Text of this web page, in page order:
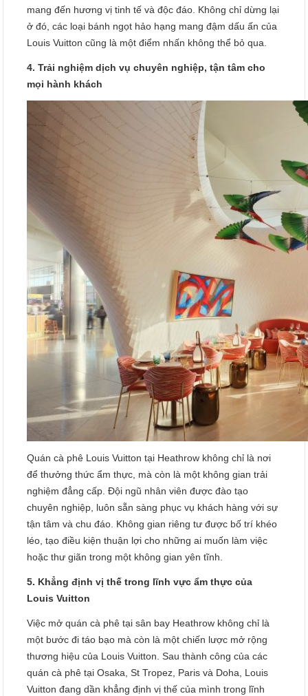
mang đến hương vị tinh tế và độc đáo. Không chỉ dừng lại
ở đó, các loại bánh ngọt hảo hạng mang đậm dấu ấn của
Louis Vuitton cũng là một điểm nhấn không thể bỏ qua.
4. Trải nghiệm dịch vụ chuyên nghiệp, tận tâm cho
mọi hành khách
Quán cà phê Louis Vuitton tại Heathrow không chỉ là nơi
để thưởng thức ẩm thực, mà còn là một không gian trải
nghiệm đẳng cấp. Đội ngũ nhân viên được đào tạo
chuyên nghiệp, luôn sẵn sàng phục vụ khách hàng với sự
tận tâm và chu đáo. Không gian riêng tư được bố trí khéo
léo, tạo điều kiện thuận lợi cho những ai muốn làm việc
hoặc thư giãn trong một không gian yên tĩnh.
5. Khẳng định vị thế trong lĩnh vực ẩm thực của
Louis Vuitton
Việc mở quán cà phê tại sân bay Heathrow không chỉ là
một bước đi táo bạo mà còn là một chiến lược mở rộng
thương hiệu của Louis Vuitton. Sau thành công của các
quán cà phê tại Osaka, St Tropez, Paris và Doha, Louis
Vuitton đang dần khẳng định vị thế của mình trong lĩnh